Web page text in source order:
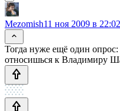
Mezomish11 ноя 2009 в 22:02
Тогда нуже ещё один
относишься к Владимиру